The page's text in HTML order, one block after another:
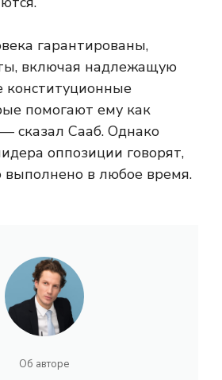
гарантированы,
включая надлежащую
конституционные
помогают ему как
сказал Сааб. Однако
оппозиции говорят,
выполнено в любое время.
Об авторе